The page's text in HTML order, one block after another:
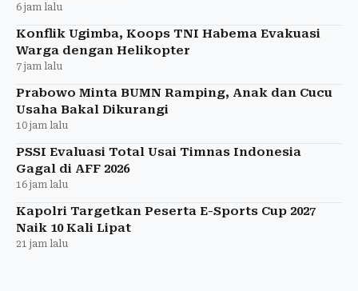
6 jam lalu
Konflik Ugimba, Koops TNI Habema Evakuasi
Warga dengan Helikopter
7 jam lalu
Prabowo Minta BUMN Ramping, Anak dan Cucu
Usaha Bakal Dikurangi
10 jam lalu
PSSI Evaluasi Total Usai Timnas Indonesia
Gagal di AFF 2026
16 jam lalu
Kapolri Targetkan Peserta E-Sports Cup 2027
Naik 10 Kali Lipat
21 jam lalu